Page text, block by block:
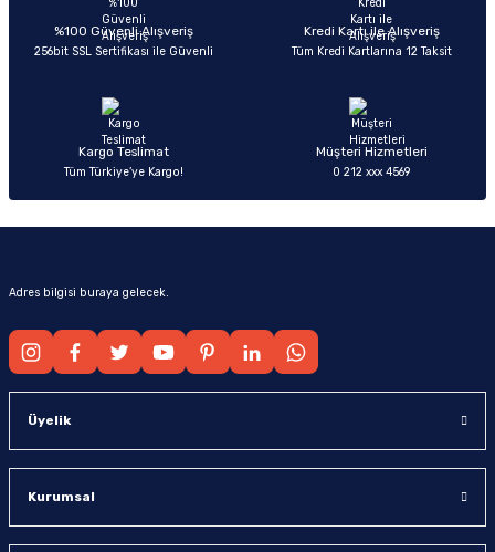
Ürün bilgilerinde hatalar bulunuyor.
Ürün fiyatı diğer sitelerden daha pahalı.
%100 Güvenli Alışveriş
256bit SSL Sertifikası ile Güvenli
Kredi Kartı ile Alışveriş
Tüm Kredi Kartlarına 12 Taksit
Kargo Teslimat
Tüm Türkiye’ye Kargo!
Müşteri Hizmetleri
0 212 xxx 4569
Adres bilgisi buraya gelecek.
Üyelik
Kurumsal